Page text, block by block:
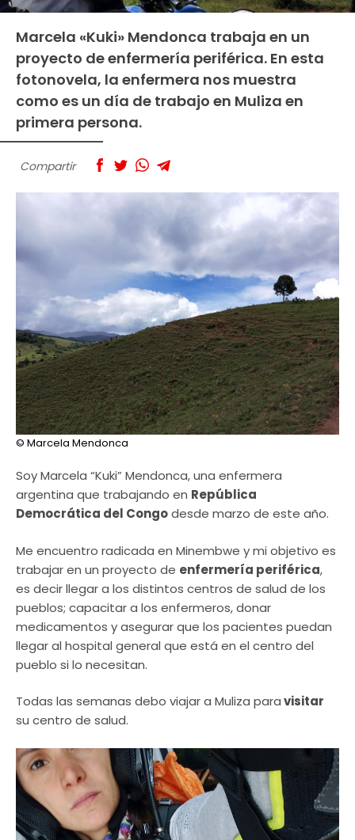
Marcela «Kuki» Mendonca trabaja en un
proyecto de enfermería periférica. En esta
fotonovela, la enfermera nos muestra
como es un día de trabajo en Muliza en
primera persona.
Compartir
© Marcela Mendonca
Soy Marcela “Kuki” Mendonca, una enfermera
argentina que trabajando en República
Democrática del Congodesde marzo de este año.
Me encuentro radicada en Minembwe y mi objetivo es
trabajar en un proyecto de enfermería periférica,
es decir llegar a los distintos centros de salud de los
pueblos; capacitar a los enfermeros, donar
medicamentos y asegurar que los pacientes puedan
llegar al hospital general que está en el centro del
pueblo si lo necesitan.
Todas las semanas debo viajar a Muliza paravisitar
su centro de salud.